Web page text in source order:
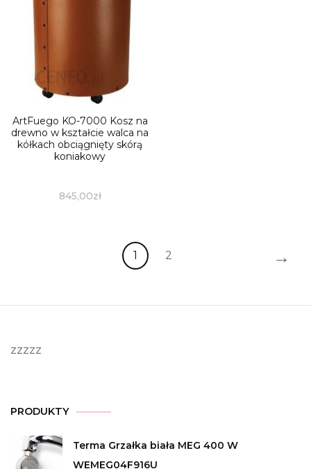
ArtFuego KO-7000 Kosz na
drewno w kształcie walca na
kółkach obciągnięty skórą
koniakowy
845,00zł
1 2 →
zzzzz
PRODUKTY
Terma Grzałka biała MEG 400 W
WEMEG04F916U